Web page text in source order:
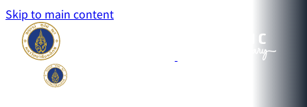
Skip to main content